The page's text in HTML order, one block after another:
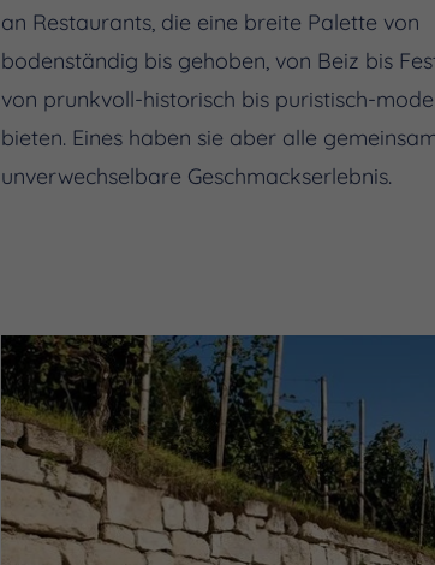
an Restaurants, die eine breite Palette von
bodenständig bis gehoben, von Beiz bis
von prunkvoll-historisch bis puristisch-
bieten. Eines haben sie aber alle
unverwechselbare Geschmackserlebnis.